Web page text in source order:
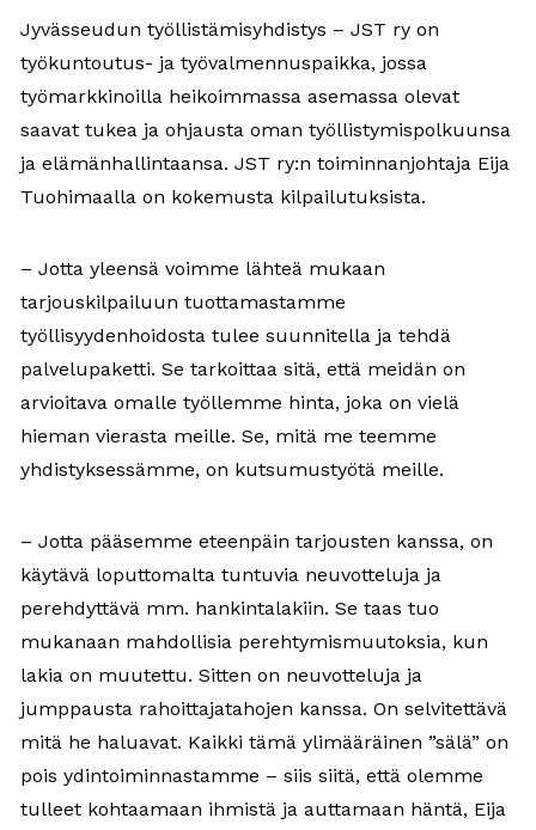
Jyvässeudun työllistämisyhdistys – JST ry on
työkuntoutus- ja työvalmennuspaikka, jossa
työmarkkinoilla heikoimmassa asemassa olevat
saavat tukea ja ohjausta oman työllistymispolkuunsa
ja elämänhallintaansa. JST ry:n toiminnanjohtaja Eija
Tuohimaalla on kokemusta kilpailutuksista.
– Jotta yleensä voimme lähteä mukaan
tarjouskilpailuun tuottamastamme
työllisyydenhoidosta tulee suunnitella ja tehdä
palvelupaketti. Se tarkoittaa sitä, että meidän on
arvioitava omalle työllemme hinta, joka on vielä
hieman vierasta meille. Se, mitä me teemme
yhdistyksessämme, on kutsumustyötä meille.
– Jotta pääsemme eteenpäin tarjousten kanssa, on
käytävä loputtomalta tuntuvia neuvotteluja ja
perehdyttävä mm. hankintalakiin. Se taas tuo
mukanaan mahdollisia perehtymismuutoksia, kun
lakia on muutettu. Sitten on neuvotteluja ja
jumppausta rahoittajatahojen kanssa. On selvitettävä
mitä he haluavat. Kaikki tämä ylimääräinen ”sälä” on
pois ydintoiminnastamme – siis siitä, että olemme
tulleet kohtaamaan ihmistä ja auttamaan häntä, Eija